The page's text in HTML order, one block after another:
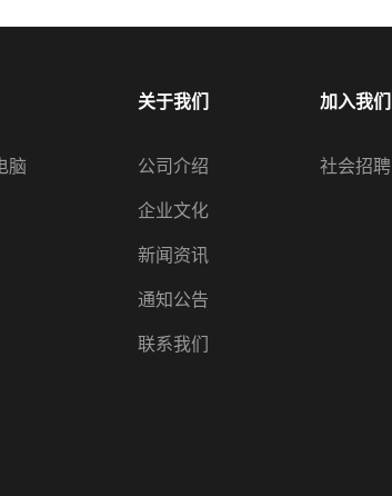
脑
关于我们
公司介绍
企业文化
新闻资讯
通知公告
联系我们
加入我们
社会招聘